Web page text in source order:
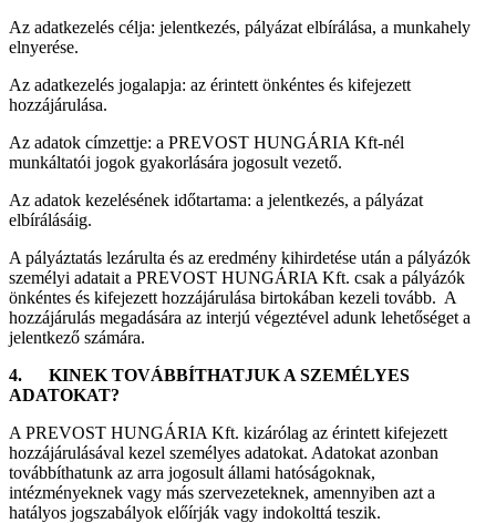
Az adatkezelés célja: jelentkezés, pályázat elbírálása, a munkahely
elnyerése.
Az adatkezelés jogalapja: az érintett önkéntes és kifejezett
hozzájárulása.
Az adatok címzettje: a PREVOST HUNGÁRIA Kft-nél
munkáltatói jogok gyakorlására jogosult vezető.
Az adatok kezelésének időtartama: a jelentkezés, a pályázat
elbírálásáig.
A pályáztatás lezárulta és az eredmény kihirdetése után a pályázók
személyi adatait a PREVOST HUNGÁRIA Kft. csak a pályázók
önkéntes és kifejezett hozzájárulása birtokában kezeli tovább. A
hozzájárulás megadására az interjú végeztével adunk lehetőséget a
jelentkező számára.
4. KINEK TOVÁBBÍTHATJUK A SZEMÉLYES
ADATOKAT?
A PREVOST HUNGÁRIA Kft. kizárólag az érintett kifejezett
hozzájárulásával kezel személyes adatokat. Adatokat azonban
továbbíthatunk az arra jogosult állami hatóságoknak,
intézményeknek vagy más szervezeteknek, amennyiben azt a
hatályos jogszabályok előírják vagy indokolttá teszik.